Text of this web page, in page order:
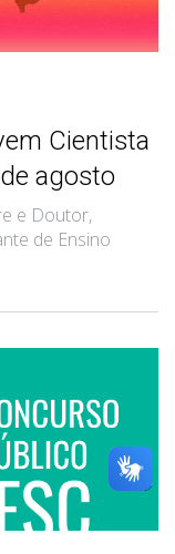
Cientista
agosto
e Doutor,
de Ensino